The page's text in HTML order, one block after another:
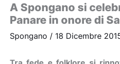
A Spongano si
Panare in onore di
Spongano / 18 Dicembre